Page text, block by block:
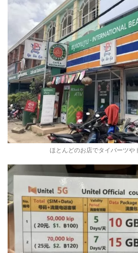
ほとんどのお店でタイバーツや